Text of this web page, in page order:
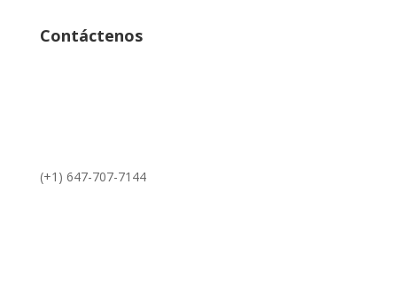
Contáctenos
(+1) 647-707-7144